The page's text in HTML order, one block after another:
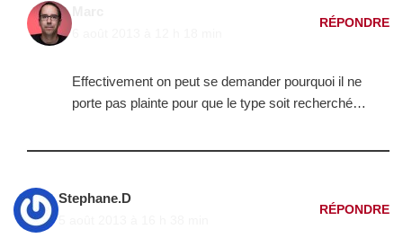
RÉPONDRE
Effectivement on peut se demander pourquoi il ne
porte pas plainte pour que le type soit recherché…
Stephane.D
RÉPONDRE